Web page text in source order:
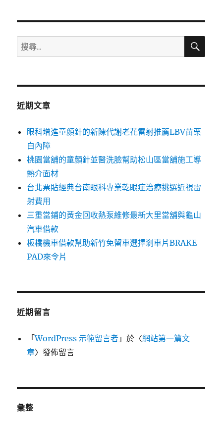
搜
尋
鍵
搜
近期文章
眼科增進童顏針的新陳代謝老花雷射推薦LBV苗栗
白內障
桃園當舖的童顏針並醫洗臉幫助松山區當舖施工導
熱介面材
台北票貼經典台南眼科專業乾眼症治療挑選近視雷
射費用
三重當鋪的黃金回收熱泵維修最新大里當舖與龜山
汽車借款
板橋機車借款幫助新竹免留車選擇剎車片BRAKE
PAD來令片
近期留言
「WordPress 示範留言者 」於〈網站第一篇文
章〉發佈留言
彙整